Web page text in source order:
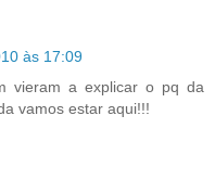
às 17:09
vieram a explicar o pq da
vamos estar aqui!!!